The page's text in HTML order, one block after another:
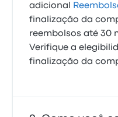
adicional
finalização da
reembolsos até 30
Verifique a
finalização da